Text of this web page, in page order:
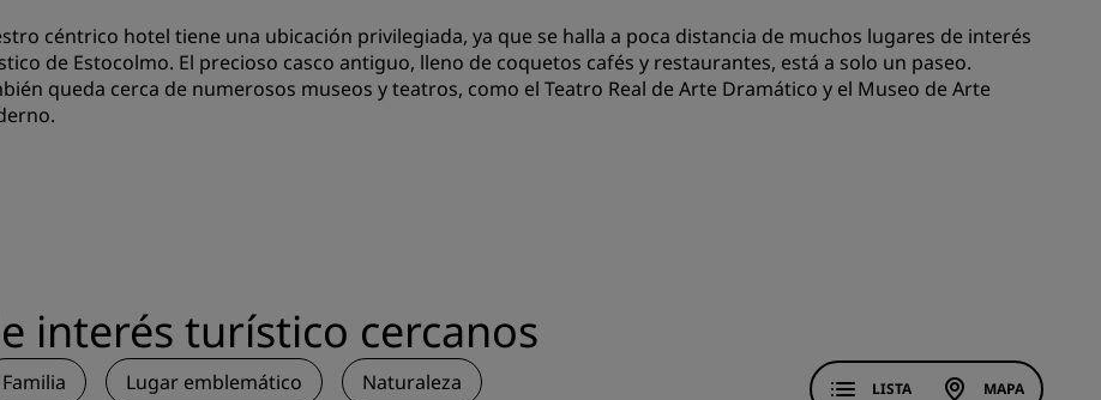
Restaurantes
Radisson Rewards
INSCRIBIRSE
céntrico hotel tiene una ubicación privilegiada, ya que se halla a poca distancia de muchos lugares de interés
de Estocolmo. El precioso casco antiguo, lleno de coquetos cafés y restaurantes, está a solo un paseo.
queda cerca de numerosos museos y teatros, como el Teatro Real de Arte Dramático y el Museo de Arte
interés turístico cercanos
Familia Lugar emblemático Naturaleza LISTA MAPA